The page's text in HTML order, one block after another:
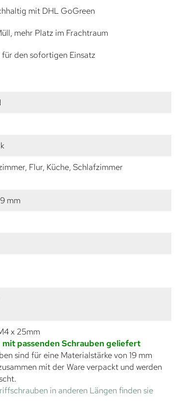
mit DHL GoGreen
mehr Platz im Frachtraum
für den sofortigen Einsatz
Flur, Küche, Schlafzimmer
mm
x 25mm
passenden Schrauben geliefert
sind für eine Materialstärke von 19 mm
mit der Ware verpackt und werden
in anderen Längen finden sie